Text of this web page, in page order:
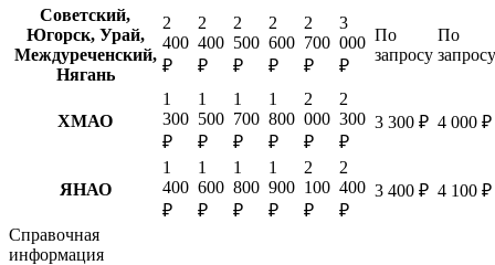
Советский,
Югорск, Урай,
Междуреченский,
Нягань
2
400
₽
2
400
₽
2
500
₽
2
600
₽
2
700
₽
3
000
₽
По
запросу
По
запросу
ХМАО
1
300
₽
1
500
₽
1
700
₽
1
800
₽
2
000
₽
2
300
₽
3 300 ₽ 4 000 ₽
ЯНАО
1
400
₽
1
600
₽
1
800
₽
1
900
₽
2
100
₽
2
400
₽
3 400 ₽ 4 100 ₽
Справочная
информация